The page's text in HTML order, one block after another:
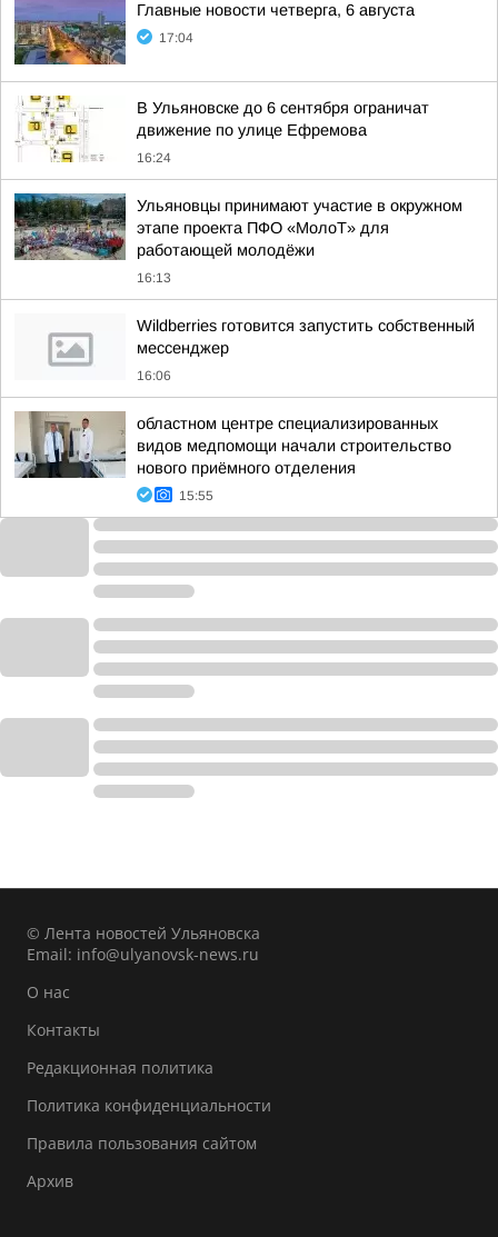
Главные новости четверга, 6 августа
17:04
В Ульяновске до 6 сентября ограничат
движение по улице Ефремова
16:24
Ульяновцы принимают участие в окружном
этапе проекта ПФО «МолоТ» для
работающей молодёжи
16:13
Wildberries готовится запустить собственный
мессенджер
16:06
областном центре специализированных
видов медпомощи начали строительство
нового приёмного отделения
15:55
© Лента новостей Ульяновска
Email: info@ulyanovsk-news.ru
О нас
Контакты
Редакционная политика
Политика конфиденциальности
Правила пользования сайтом
Архив